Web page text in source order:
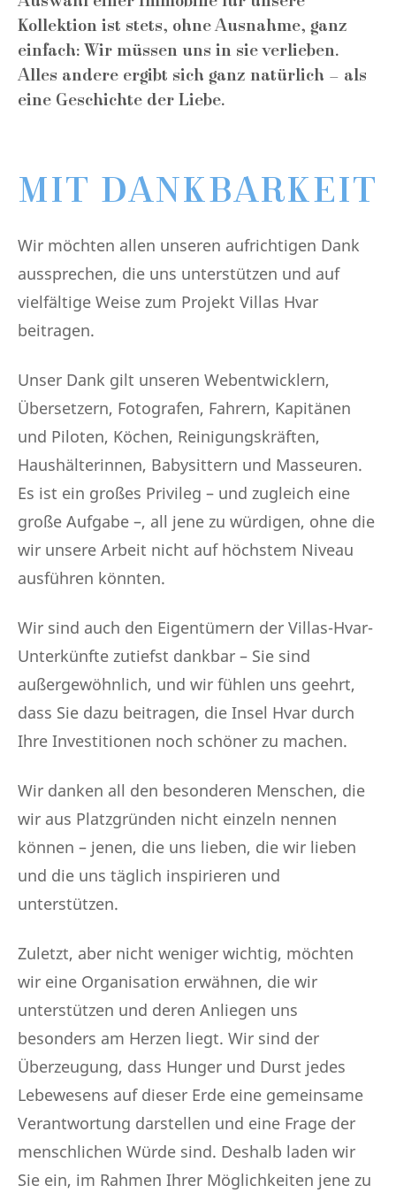
Kollektion ist stets, ohne Ausnahme, ganz
einfach: Wir müssen uns in sie verlieben.
Alles andere ergibt sich ganz natürlich – als
eine Geschichte der Liebe.
MIT DANKBARKEIT
Wir möchten allen unseren aufrichtigen Dank
aussprechen, die uns unterstützen und auf
vielfältige Weise zum Projekt Villas Hvar
beitragen.
Unser Dank gilt unseren Webentwicklern,
Übersetzern, Fotografen, Fahrern, Kapitänen
und Piloten, Köchen, Reinigungskräften,
Haushälterinnen, Babysittern und Masseuren.
Es ist ein großes Privileg – und zugleich eine
große Aufgabe –, all jene zu würdigen, ohne die
wir unsere Arbeit nicht auf höchstem Niveau
ausführen könnten.
Wir sind auch den Eigentümern der Villas-Hvar-
Unterkünfte zutiefst dankbar – Sie sind
außergewöhnlich, und wir fühlen uns geehrt,
dass Sie dazu beitragen, die Insel Hvar durch
Ihre Investitionen noch schöner zu machen.
Wir danken all den besonderen Menschen, die
wir aus Platzgründen nicht einzeln nennen
können – jenen, die uns lieben, die wir lieben
und die uns täglich inspirieren und
unterstützen.
Zuletzt, aber nicht weniger wichtig, möchten
wir eine Organisation erwähnen, die wir
unterstützen und deren Anliegen uns
besonders am Herzen liegt. Wir sind der
Überzeugung, dass Hunger und Durst jedes
Lebewesens auf dieser Erde eine gemeinsame
Verantwortung darstellen und eine Frage der
menschlichen Würde sind. Deshalb laden wir
Sie ein, im Rahmen Ihrer Möglichkeiten jene zu